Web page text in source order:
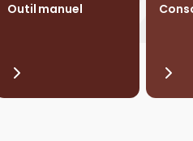
Outil manuel